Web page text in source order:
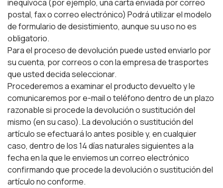
inequívoca (por ejemplo, una carta enviada por correo
postal, fax o correo electrónico) Podrá utilizar el modelo
de formulario de desistimiento, aunque su uso no es
obligatorio.
Para el proceso de devolución puede usted enviarlo por
su cuenta, por correos o con la empresa de trasportes
que usted decida seleccionar.
Procederemos a examinar el producto devuelto y le
comunicaremos por e-mail o teléfono dentro de un plazo
razonable si procede la devolución o sustitución del
mismo (en su caso). La devolución o sustitución del
artículo se efectuará lo antes posible y, en cualquier
caso, dentro de los 14 días naturales siguientes a la
fecha en la que le enviemos un correo electrónico
confirmando que procede la devolución o sustitución del
artículo no conforme.